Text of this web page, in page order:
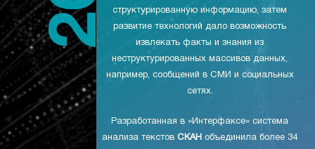
структурированную информацию, затем
развитие технологий дало возможность
извлекать факты и знания из
неструктурированных массивов данных,
например, сообщений в СМИ и социальных
сетях.
Разработанная в «Интерфаксе» система
анализа текстов СКАН объединила более 34